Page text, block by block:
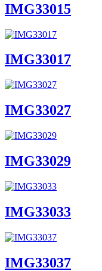
IMG33015
IMG33017
IMG33027
IMG33029
IMG33033
IMG33037